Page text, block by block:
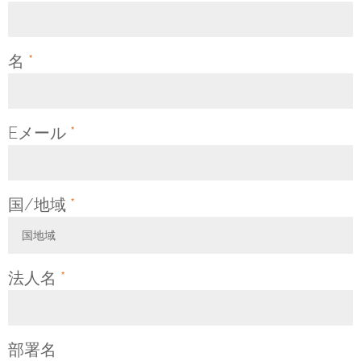
名 *
Eメール *
国/地域 *
国地域
法人名 *
部署名